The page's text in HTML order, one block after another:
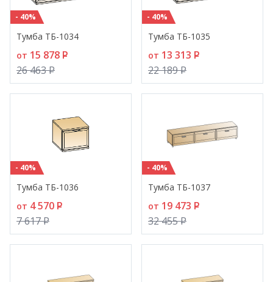
- 40%
Тумба ТБ-1034
от 15 878 P
26 463P
- 40%
Тумба ТБ-1035
от 13 313 P
22 189P
- 40%
Тумба ТБ-1036
от 4 570 P
7 617P
- 40%
Тумба ТБ-1037
от 19 473 P
32 455P